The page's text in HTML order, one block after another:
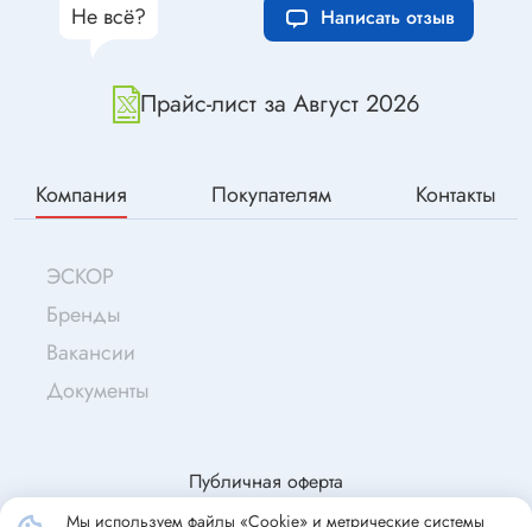
Прайс-лист за Август 2026
Не всё? Написать отзыв
Компания Покупателям Контакты
ЭСКОР
Бренды
Вакансии
Документы
Публичная оферта
Мы используем файлы «Cookie» и метрические системы